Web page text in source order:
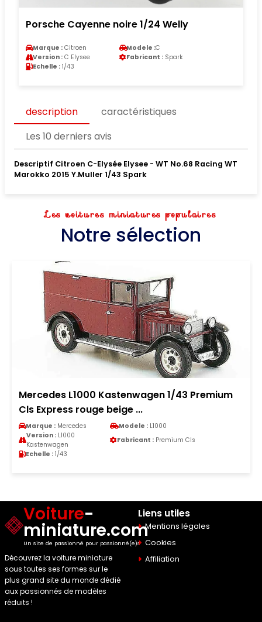
Porsche Cayenne noire 1/24 Welly
Marque : Citroen Modele :C
Version : C Elysee Fabricant : Spark
Echelle : 1/43
description
caractéristiques
Les 10 derniers avis
Descriptif Citroen C-Elysée Elysee - WT No.68 Racing WT
Marokko 2015 Y.Muller 1/43 Spark
Les voitures miniatures populaires
Notre sélection
Mercedes L1000 Kastenwagen 1/43 Premium
Cls Express rouge beige ...
Marque : Mercedes Modele : L1000
Version :L1000
Kastenwagen
Fabricant : Premium Cls
Echelle : 1/43
Voiture-
miniature.com
Un site de passionné pour passionné(e)s
Découvrez la voiture miniature
sous toutes ses formes sur le
plus grand site du monde dédié
aux passionnés de modèles
réduits !
Liens utiles
Mentions légales
Cookies
Affiliation